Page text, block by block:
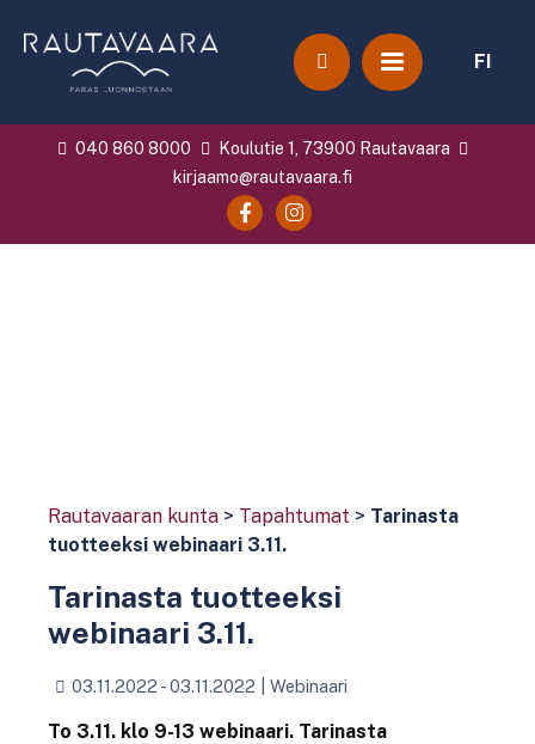
FI
040 860 8000
Koulutie 1, 73900 Rautavaara
kirjaamo@rautavaara.fi
Rautavaaran kunta > Tapahtumat > Tarinasta
tuotteeksi webinaari 3.11.
Tarinasta tuotteeksi
webinaari 3.11.
03.11.2022 - 03.11.2022 |Webinaari
To 3.11. klo 9-13 webinaari. Tarinasta